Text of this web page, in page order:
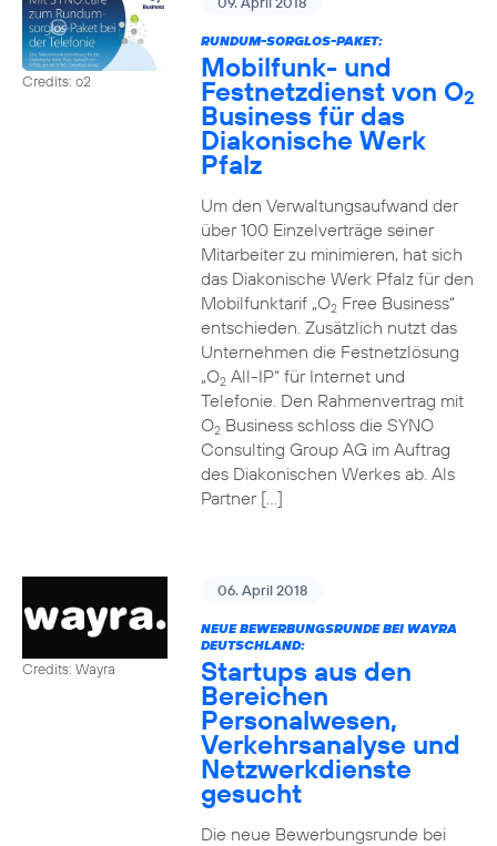
Credits: o2
RUNDUM-SORGLOS-PAKET:
Mobilfunk- und
Festnetzdienst von O2
Business für das
Diakonische Werk
Pfalz
Um den Verwaltungsaufwand der
über 100 Einzelverträge seiner
Mitarbeiter zu minimieren, hat sich
das Diakonische Werk Pfalz für den
Mobilfunktarif „O2Free Business“
entschieden. Zusätzlich nutzt das
Unternehmen die Festnetzlösung
„O2All-IP“ für Internet und
Telefonie. Den Rahmenvertrag mit
O2Business schloss die SYNO
Consulting Group AG im Auftrag
des Diakonischen Werkes ab. Als
Partner […]
Credits: Wayra
06. April 2018
NEUE BEWERBUNGSRUNDE BEI WAYRA
DEUTSCHLAND:
Startups aus den
Bereichen
Personalwesen,
Verkehrsanalyse und
Netzwerkdienste
gesucht
Die neue Bewerbungsrunde bei